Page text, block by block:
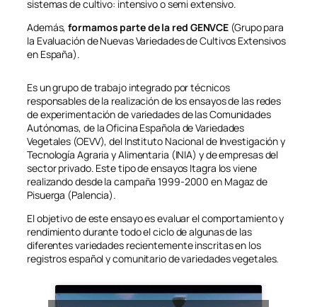
sistemas de cultivo: intensivo o semi extensivo.
Además,formamos parte de la red GENVCE (Grupo para
la Evaluación de Nuevas Variedades de Cultivos Extensivos
en España).
Es un grupo de trabajo integrado por técnicos
responsables de la realización de los ensayos de las redes
de experimentación de variedades de las Comunidades
Autónomas, de la Oficina Española de Variedades
Vegetales (OEVV), del Instituto Nacional de Investigación y
Tecnología Agraria y Alimentaria (INIA) y de empresas del
sector privado. Este tipo de ensayos Itagra los viene
realizando desde la campaña 1999-2000 en Magaz de
Pisuerga (Palencia).
El objetivo de este ensayo es evaluar el comportamiento y
rendimiento durante todo el ciclo de algunas de las
diferentes variedades recientemente inscritas en los
registros español y comunitario de variedades vegetales.